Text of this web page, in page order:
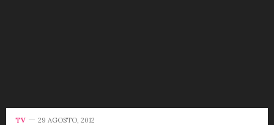
TV 29 AGOSTO, 2012